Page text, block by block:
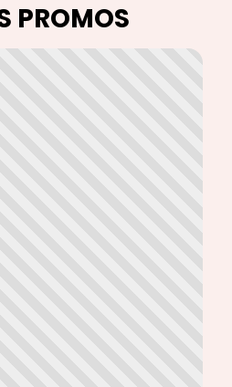
PROMOS